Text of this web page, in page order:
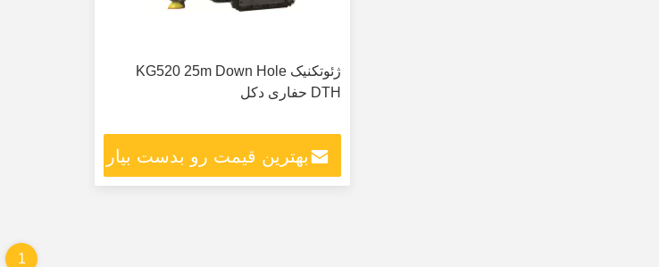
ژئوتکنیک KG520 25m Down Hole
DTH حفاری دکل
بهترین قیمت رو بدست بیار
1